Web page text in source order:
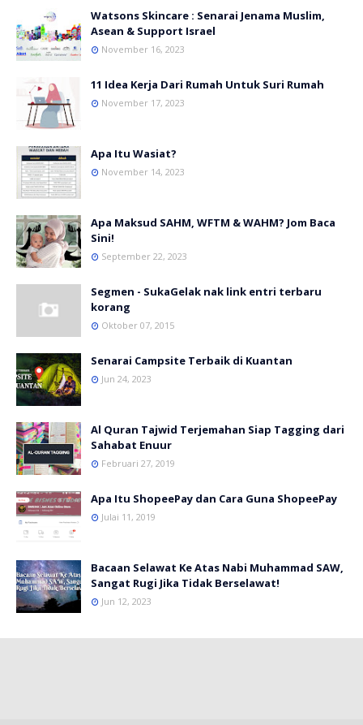
Watsons Skincare : Senarai Jenama Muslim,
Asean & Support Israel
November 16, 2023
11 Idea Kerja Dari Rumah Untuk Suri Rumah
November 17, 2023
Apa Itu Wasiat?
November 14, 2023
Apa Maksud SAHM, WFTM & WAHM? Jom Baca
Sini!
September 22, 2023
Segmen - SukaGelak nak link entri terbaru
korang
Oktober 07, 2015
Senarai Campsite Terbaik di Kuantan
Jun 24, 2023
Al Quran Tajwid Terjemahan Siap Tagging dari
Sahabat Enuur
Februari 27, 2019
Apa Itu ShopeePay dan Cara Guna ShopeePay
Julai 11, 2019
Bacaan Selawat Ke Atas Nabi Muhammad SAW,
Sangat Rugi Jika Tidak Berselawat!
Jun 12, 2023